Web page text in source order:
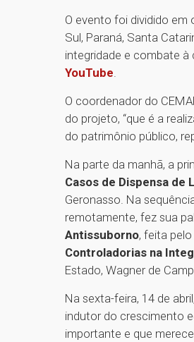
O evento foi dividido em
Sul, Paraná, Santa
integridade e combate à
YouTube.
O coordenador do
do projeto, “que é a
do patrimônio público,
Na parte da manhã, a
Casos de Dispensa de
Geronasso. Na
remotamente, fez sua
Antissuborno, feita
Controladorias na
Estado, Wagner de
Na sexta-feira, 14 de
indutor do crescimento
importante e que